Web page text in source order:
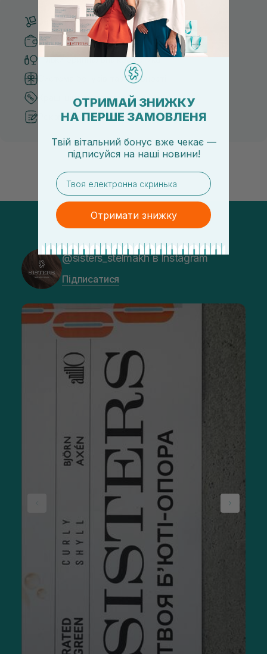
Безкоштовна доставка від 3000 UAH
Безпечні способи оплати
Тільки оригінальна косметика
Система бонусів та лояльності
Кращі ціни та топ товари
Рекомендації від косметологів
@sisters_stelmakh в Instagram
Підписатися
ОТРИМАЙ ЗНИЖКУ
НА ПЕРШЕ ЗАМОВЛЕНЯ
Твій вітальний бонус вже чекає —
підписуйся на наші новини!
email
Отримати знижку